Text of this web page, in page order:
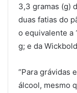
3,3 gramas (g)
duas fatias do
o equivalente a
g; e da
“Para grávidas
álcool, mesmo